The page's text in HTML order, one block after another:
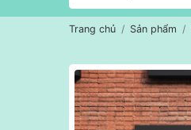
Trang chủ Sản phẩm